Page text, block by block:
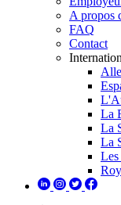
A propos
FAQ
Contact
La
La
La
Les